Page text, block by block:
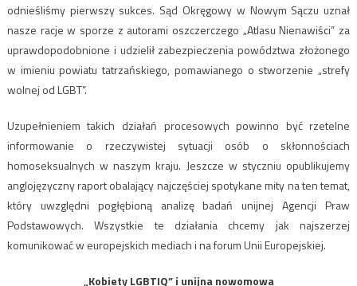
odnieśliśmy pierwszy sukces. Sąd Okręgowy w Nowym Sączu uznał
nasze racje w sporze z autorami oszczerczego „Atlasu Nienawiści” za
uprawdopodobnione i udzielił zabezpieczenia powództwa złożonego
w imieniu powiatu tatrzańskiego, pomawianego o stworzenie „strefy
wolnej od LGBT”.
Uzupełnieniem takich działań procesowych powinno być rzetelne
informowanie o rzeczywistej sytuacji osób o skłonnościach
homoseksualnych w naszym kraju. Jeszcze w styczniu opublikujemy
anglojęzyczny raport obalający najczęściej spotykane mity na ten temat,
który uwzględni pogłębioną analizę badań unijnej Agencji Praw
Podstawowych. Wszystkie te działania chcemy jak najszerzej
komunikować w europejskich mediach i na forum Unii Europejskiej.
„Kobiety LGBTIQ” i unijna nowomowa